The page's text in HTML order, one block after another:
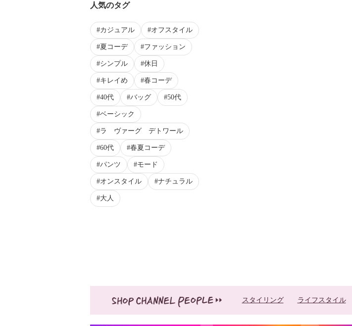
人気のタグ
カジュアル オフスタイル
夏コーデ ファッション
シンプル 休日
キレイめ 春コーデ
40代 バッグ 50代
ベーシック
ラ ヴァーグ デトワール
60代 春夏コーデ
パンツ モード
オンスタイル ナチュラル
大人
スタイリング ライフスタイル